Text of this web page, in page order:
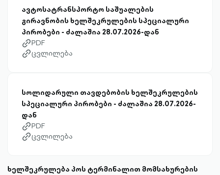
ავტოსატრანსპორტო საშუალების
გირავნობის ხელშეკრულების სპეციალური
პირობები - ძალაშია 28.07.2026-დან
link-diagonal-outlined
PDF
link-diagonal-outlined
ცვლილება
სოლიდარული თავდებობის ხელშეკრულების
სპეციალური პირობები - ძალაშია 28.07.2026-
დან
link-diagonal-outlined
PDF
link-diagonal-outlined
ცვლილება
ხელშეკრულება პოს ტერმინალით მომსახურების